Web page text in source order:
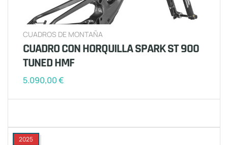
CUADROS DE MONTAÑA
CUADRO CON HORQUILLA SPARK ST 900
TUNED HMF
5.090,00€
2025